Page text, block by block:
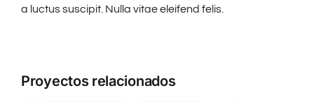
a luctus suscipit. Nulla vitae eleifend felis.
Proyectos relacionados